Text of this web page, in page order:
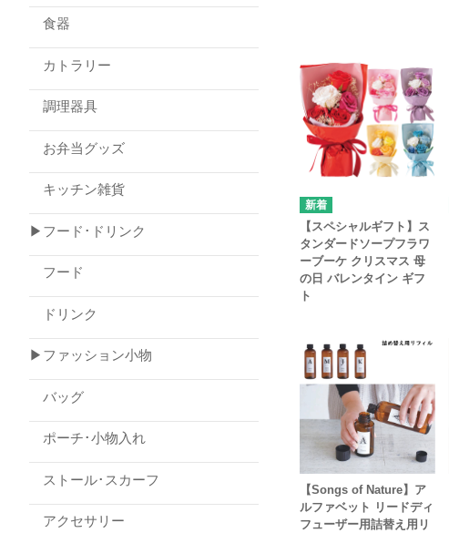
【スペシャルギフト】ス
タンダードソープフラワ
ーブーケ クリスマス 母
の日 バレンタイン ギフ
ト
【Songs of Nature】ア
ルファベット リードディ
フューザー用詰替え用リ
食器
カトラリー
調理器具
お弁当グッズ
キッチン雑貨
▶フード･ドリンク
フード
ドリンク
▶ファッション小物
バッグ
ポーチ･小物入れ
ストール･スカーフ
アクセサリー